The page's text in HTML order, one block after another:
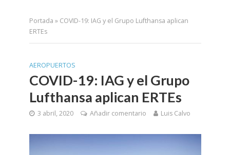
Portada » COVID-19: IAG y el Grupo Lufthansa aplican
ERTEs
AEROPUERTOS
COVID-19: IAG y el Grupo
Lufthansa aplican ERTEs
3 abril, 2020 Añadir comentario Luis Calvo